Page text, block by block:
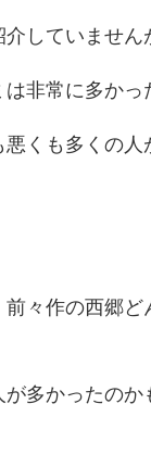
していません
非常に多かっ
くも多くの人
々作の西郷ど
多かったのか